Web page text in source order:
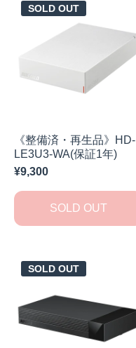
SOLD OUT
《整備済・再生品》HD-
LE3U3-WA(保証1年)
¥9,300
SOLD OUT
SOLD OUT